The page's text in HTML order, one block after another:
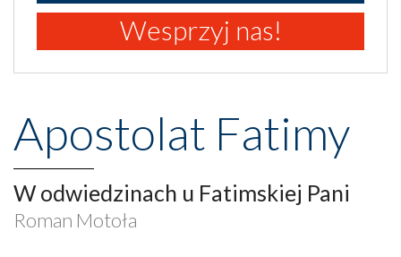
Wesprzyj nas!
Apostolat Fatimy
W odwiedzinach u Fatimskiej Pani
Roman Motoła